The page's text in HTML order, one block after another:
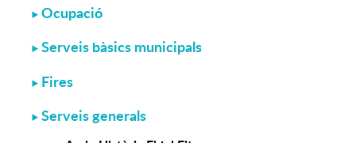
Ocupació
Serveis bàsics municipals
Fires
Serveis generals